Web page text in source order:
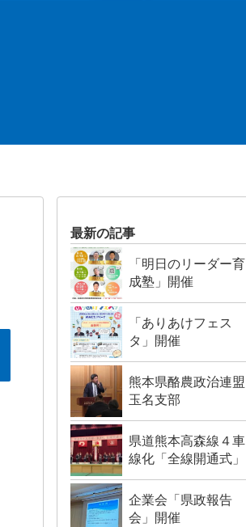
最新の記事
「明日のリーダー育
成塾」開催
「ありあけフェス
タ」開催
熊本県酪農政治連盟
玉名支部
県道熊本高森線４車
線化「全線開通式」
企業会「県政報告
会」開催